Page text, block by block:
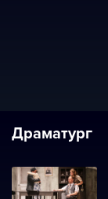
Драматург